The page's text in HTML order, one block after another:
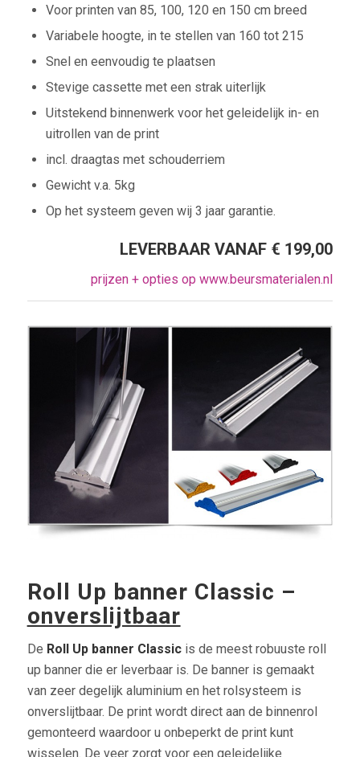
Voor printen van 85, 100, 120 en 150 cm breed
Variabele hoogte, in te stellen van 160 tot 215
Snel en eenvoudig te plaatsen
Stevige cassette met een strak uiterlijk
Uitstekend binnenwerk voor het geleidelijk in- en
uitrollen van de print
incl. draagtas met schouderriem
Gewicht v.a. 5kg
Op het systeem geven wij 3 jaar garantie.
LEVERBAAR VANAF € 199,00
prijzen + opties op www.beursmaterialen.nl
Roll Up banner Classic –
onverslijtbaar
De Roll Up banner Classic is de meest robuuste roll
up banner die er leverbaar is. De banner is gemaakt
van zeer degelijk aluminium en het rolsysteem is
onverslijtbaar. De print wordt direct aan de binnenrol
gemonteerd waardoor u onbeperkt de print kunt
wisselen. De veer zorgt voor een geleidelijke